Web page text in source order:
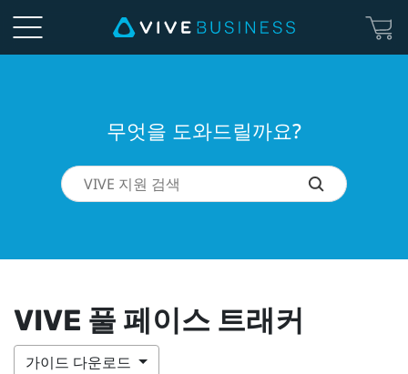
무엇을 도와드릴까요?
VIVE 풀 페이스 트래커
가이드 다운로드